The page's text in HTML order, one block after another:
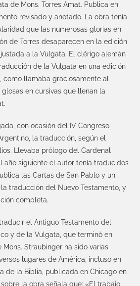
de Mons. Torres Amat. Publica en
revisado y anotado. La obra tenía
que las numerosas glorias en
de Torres desaparecen en la edición
a la Vulgata. El clérigo alemán
de la Vulgata en una edición
como llamaba graciosamente al
en cursivas que llenan la
con ocasión del IV Congreso
la traducción, según el
Llevaba prólogo del Cardenal
año siguiente el autor tenía traducidos
las Cartas de San Pablo y un
traducción del Nuevo Testamento, y
completa.
el Antiguo Testamento del
y de la Vulgata, que terminó en
Mons. Straubinger ha sido varias
lugares de América, incluso en
de la Biblia, publicada en Chicago en
sobre la obra señala que: «El trabajo